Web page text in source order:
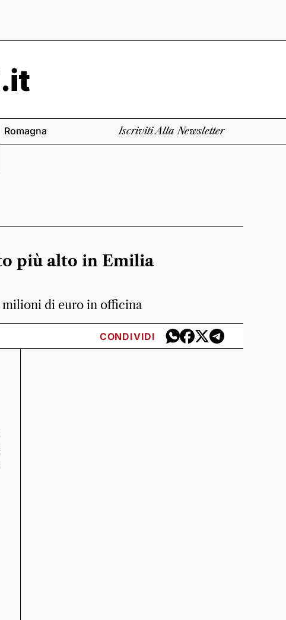
Romagna Iscriviti Alla Newsletter
più alto in Emilia
milioni di euro in officina
CONDIVIDI